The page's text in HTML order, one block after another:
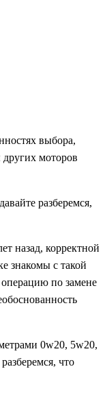
выбора,
моторов
разберемся,
назад, корректной
знакомы с такой
по замене
0w20, 5w20,
что